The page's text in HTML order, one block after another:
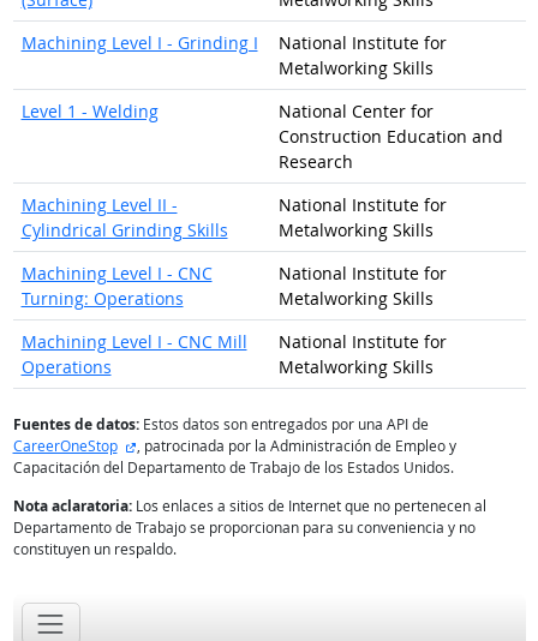
Machining Level I - Grinding I
National Institute for
Metalworking Skills
Level 1 - Welding
National Center for
Construction Education and
Research
Machining Level II -
Cylindrical Grinding Skills
National Institute for
Metalworking Skills
Machining Level I - CNC
Turning: Operations
National Institute for
Metalworking Skills
Machining Level I - CNC Mill
Operations
National Institute for
Metalworking Skills
Fuentes de datos:Estos datos son entregados por una API de
CareerOneStop
sitio externo
, patrocinada por la Administración de Empleo y
Capacitación del Departamento de Trabajo de los Estados Unidos.
Nota aclaratoria:Los enlaces a sitios de Internet que no pertenecen al
Departamento de Trabajo se proporcionan para su conveniencia y no
constituyen un respaldo.